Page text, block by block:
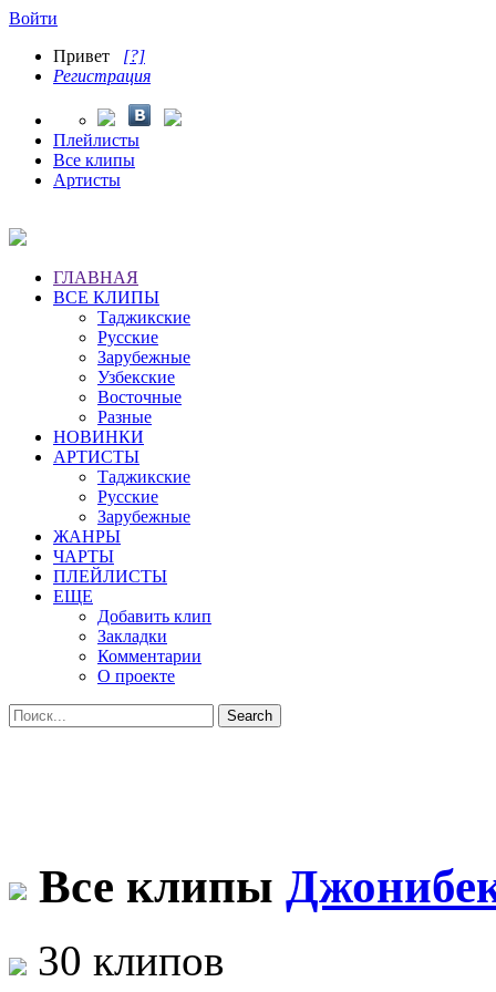
Войти
Привет [?]
Регистрация
Плейлисты
Все клипы
Артисты
ГЛАВНАЯ
ВСЕ КЛИПЫ
Таджикские
Русские
Зарубежные
Узбекские
Восточные
Разные
НОВИНКИ
АРТИСТЫ
Таджикские
Русские
Зарубежные
ЖАНРЫ
ЧАРТЫ
ПЛЕЙЛИСТЫ
ЕЩЕ
Добавить клип
Закладки
Комментарии
О проекте
Все клипы
30 клипов